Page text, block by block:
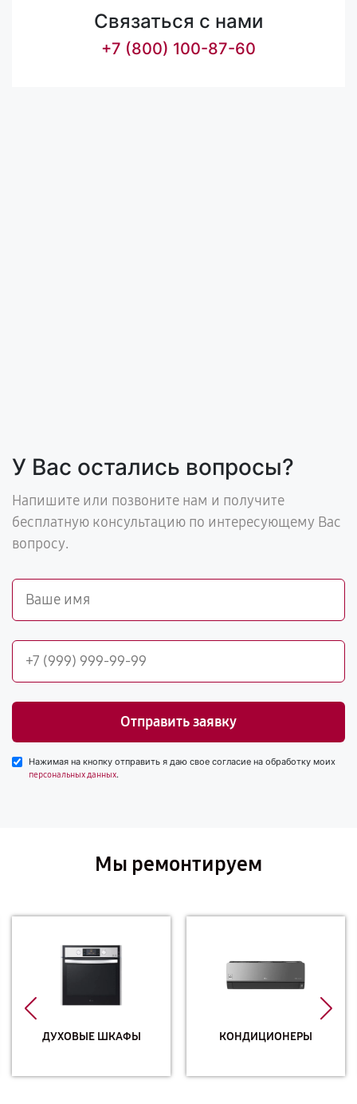
Связаться с нами
+7 (800) 100-87-60
У Вас остались вопросы?
Напишите или позвоните нам и получите
бесплатную консультацию по интересующему Вас
вопросу.
Отправить заявку
Нажимая на кнопку отправить я даю свое согласие на обработку моих
персональных данных.
Мы ремонтируем
ДУХОВЫЕ ШКАФЫ КОНДИЦИОНЕРЫ